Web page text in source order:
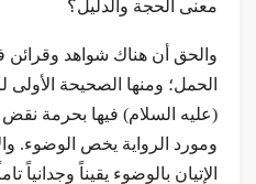
معنى الحجة والدليل؟
والحق أن هناك شواهد وقرائن
الحمل؛ ومنها الصحيحة
(عليه السلام) فيها بحرمة نقض
ومورد الرواية يخص الوضوء.
الإتيان بالوضوء يقيناً